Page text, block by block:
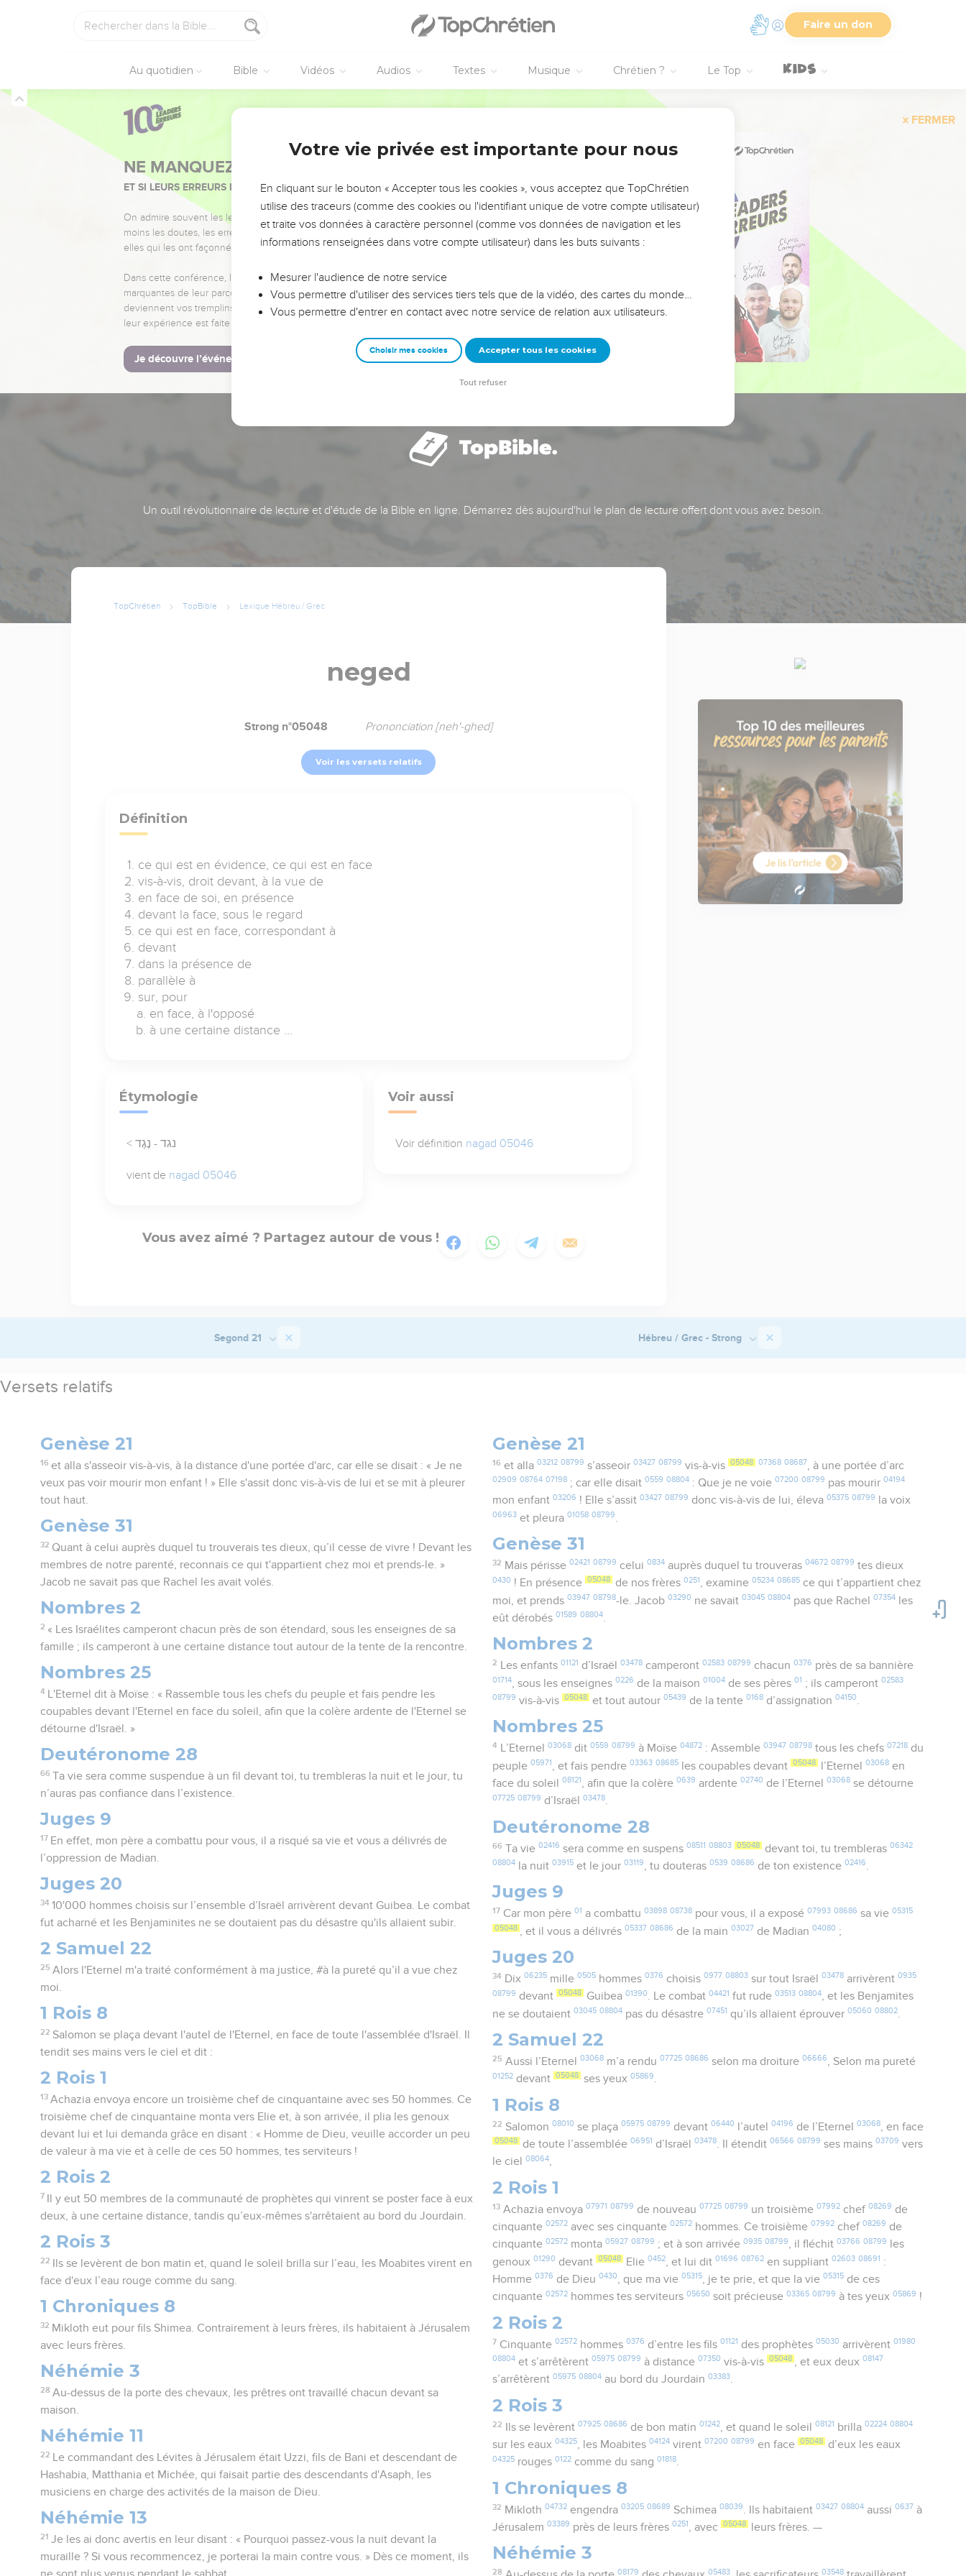
Faire un don
Au quotidien Bible Vidéos Audios Textes Musique Chrétien ? Le Top
FERMER
NE MANQUEZ PAS L’ÉVÉNEMENT DE L’ANNÉE !
ET SI LEURS ERREURS POUVAIENT VOUS ÉVITER LES VOTRES ?
On admire souvent les leaders pour leurs réussites, leur impact, leur foi ou leur vision. Mais on voit
moins les doutes, les erreurs et les saisons difficiles qu'ils ont traversés, alors même que ce sont
elles qui les ont façonnés.
Dans cette conférence, leaders, entrepreneurs, et responsables reviennent sur les erreurs
marquantes de leur parcours et les clés pour avancer avec plus de sagesse afin que leurs erreurs
deviennent vos tremplins. Que vous guidiez un ministère, une équipe, un groupe ou une famille,
leur expérience est faite pour vous.
Je découvre l’événement
Un outil révolutionnaire de lecture et d'étude de la Bible en ligne. Démarrez dès aujourd'hui le plan de lecture offert dont vous avez besoin.
TopChrétien TopBible Lexique Hébreu / Grec
neged
Strong n°05048 Prononciation [neh'-ghed]
Voir les versets relatifs
Définition
ce qui est en évidence, ce qui est en face
vis-à-vis, droit devant, à la vue de
en face de soi, en présence
devant la face, sous le regard
ce qui est en face, correspondant à
devant
dans la présence de
parallèle à
sur, pour
en face, à l'opposé
à une certaine distance ...
Étymologie
< נגד - נֶגֶד
vient de nagad 05046
Voir aussi
Voir définition nagad 05046
Vous avez aimé ? Partagez autour de vous !
Segond 21 Hébreu / Grec - Strong
Versets relatifs
Genèse 21
16 et alla s'asseoir vis-à-vis, à la distance d'une portée d'arc, car elle se disait : « Je ne
veux pas voir mourir mon enfant ! » Elle s'assit donc vis-à-vis de lui et se mit à pleurer
tout haut.
Genèse 31
32 Quant à celui auprès duquel tu trouverais tes dieux, qu’il cesse de vivre ! Devant les
membres de notre parenté, reconnais ce qui t'appartient chez moi et prends-le. »
Jacob ne savait pas que Rachel les avait volés.
Nombres 2
2 « Les Israélites camperont chacun près de son étendard, sous les enseignes de sa
famille ; ils camperont à une certaine distance tout autour de la tente de la rencontre.
Nombres 25
4
L'Eternel dit à Moïse : « Rassemble tous les chefs du peuple et fais pendre les
coupables devant l'Eternel en face du soleil, afin que la colère ardente de l'Eternel se
détourne d'Israël. »
Deutéronome 28
66 Ta vie sera comme suspendue à un fil devant toi, tu trembleras la nuit et le jour, tu
n’auras pas confiance dans l’existence.
Juges 9
17 En effet, mon père a combattu pour vous, il a risqué sa vie et vous a délivrés de
l’oppression de Madian.
Juges 20
34 10'000 hommes choisis sur l’ensemble d’Israël arrivèrent devant Guibea. Le combat
fut acharné et les Benjaminites ne se doutaient pas du désastre qu'ils allaient subir.
2 Samuel 22
25 Alors l'Eternel m'a traité conformément à ma justice, #à la pureté qu’il a vue chez
moi.
1 Rois 8
22 Salomon se plaça devant l'autel de l'Eternel, en face de toute l'assemblée d'Israël. Il
tendit ses mains vers le ciel et dit :
2 Rois 1
13 Achazia envoya encore un troisième chef de cinquantaine avec ses 50 hommes. Ce
troisième chef de cinquantaine monta vers Elie et, à son arrivée, il plia les genoux
devant lui et lui demanda grâce en disant : « Homme de Dieu, veuille accorder un peu
de valeur à ma vie et à celle de ces 50 hommes, tes serviteurs !
2 Rois 2
7
Il y eut 50 membres de la communauté de prophètes qui vinrent se poster face à eux
deux, à une certaine distance, tandis qu’eux-mêmes s'arrêtaient au bord du Jourdain.
2 Rois 3
22
Ils se levèrent de bon matin et, quand le soleil brilla sur l’eau, les Moabites virent en
face d'eux l’eau rouge comme du sang.
1 Chroniques 8
32 Mikloth eut pour fils Shimea. Contrairement à leurs frères, ils habitaient à Jérusalem
avec leurs frères.
Néhémie 3
28 Au-dessus de la porte des chevaux, les prêtres ont travaillé chacun devant sa
maison.
Néhémie 11
22
Le commandant des Lévites à Jérusalem était Uzzi, fils de Bani et descendant de
Hashabia, Matthania et Michée, qui faisait partie des descendants d'Asaph, les
musiciens en charge des activités de la maison de Dieu.
Néhémie 13
21 Je les ai donc avertis en leur disant : « Pourquoi passez-vous la nuit devant la
muraille ? Si vous recommencez, je porterai la main contre vous. » Dès ce moment, ils
ne sont plus venus pendant le sabbat.
Genèse 21
16 et alla 03212 08799 s’asseoir 03427 08799 vis-à-vis 05048 07368 08687 , à une portée d’arc
02909 08764 07198 ; car elle disait0559 08804 : Que je ne voie07200 08799 pas mourir04194
mon enfant03206 ! Elle s’assit03427 08799 donc vis-à-vis de lui, éleva05375 08799 la voix
06963 et pleura01058 08799
Genèse 31
32 Mais périsse 02421 08799 celui 0834auprès duquel tu trouveras 04672 08799 tes dieux
0430 ! En présence 05048 de nos frères0251 , examine05234 08685 ce qui t’appartient chez
moi, et prends03947 08798-le. Jacob03290 ne savait03045 08804 pas que Rachel07354
les
eût dérobés01589 08804.
Nombres 2
2 Les enfants 01121 d’Israël 03478camperont 02583 08799 chacun 0376 près de sa bannière
01714 , sous les enseignes0226 de la maison01004 de ses pères01 ; ils camperont02583
08799 vis-à-vis 05048 et tout autour05439 de la tente0168 d’assignation04150.
Nombres 25
4 L’Eternel 03068dit 0559 08799 à Moïse 04872: Assemble 03947 08798tous les chefs 07218du
peuple05971 , et fais pendre03363 08685 les coupables devant 05048 l’Eternel03068 en
face du soleil08121 , afin que la colère0639 ardente02740 de l’Eternel03068 se détourne
07725 08799 d’Israël03478.
Deutéronome 28
66 Ta vie 02416 sera comme en suspens 08511 08803 05048 devant toi, tu trembleras 06342
08804 la nuit03915 et le jour03119, tu douteras0539 08686 de ton existence02416.
Juges 9
17 Car mon père 01 a combattu 03898 08738pour vous, il a exposé 07993 08686 sa vie 05315
05048 , et il vous a délivrés05337 08686 de la main03027 de Madian04080 ;
Juges 20
34 Dix 06235mille 0505hommes 0376 choisis 0977 08803sur tout Israël 03478arrivèrent 0935
08799 devant 05048 Guibea01390. Le combat04421 fut rude03513 08804, et les Benjamites
ne se doutaient03045 08804 pas du désastre07451 qu’ils allaient éprouver05060 08802
2 Samuel 22
25 Aussi l’Eternel 03068m’a rendu 07725 08686 selon ma droiture 06666, Selon ma pureté
01252 devant 05048 ses yeux05869.
1 Rois 8
22 Salomon 08010 se plaça 05975 08799 devant 06440 l’autel 04196 de l’Eternel 03068, en face
05048 de toute l’assemblée06951 d’Israël03478. Il étendit06566 08799 ses mains03709 vers
le ciel08064,
2 Rois 1
13 Achazia envoya 07971 08799 de nouveau 07725 08799 un troisième 07992chef 08269 de
cinquante02572 avec ses cinquante02572 hommes. Ce troisième07992 chef08269 de
cinquante02572 monta05927 08799 ; et à son arrivée0935 08799, il fléchit03766 08799
les
genoux01290 devant 05048 Elie0452 , et lui dit01696 08762 en suppliant02603 08691
:
Homme0376 de Dieu0430, que ma vie05315, je te prie, et que la vie05315 de ces
cinquante02572 hommes tes serviteurs05650 soit précieuse03365 08799 à tes yeux05869 !
2 Rois 2
7 Cinquante 02572hommes 0376 d’entre les fils 01121 des prophètes 05030 arrivèrent 01980
08804 et s’arrêtèrent05975 08799 à distance07350 vis-à-vis 05048 , et eux deux08147
s’arrêtèrent05975 08804 au bord du Jourdain03383.
2 Rois 3
22 Ils se levèrent 07925 08686 de bon matin 01242, et quand le soleil 08121 brilla 02224 08804
sur les eaux04325 , les Moabites04124 virent07200 08799 en face 05048 d’eux les eaux
04325 rouges0122 comme du sang01818.
1 Chroniques 8
32 Mikloth 04732engendra 03205 08689 Schimea 08039 . Ils habitaient 03427 08804aussi 0637 à
Jérusalem03389 près de leurs frères0251 , avec 05048 leurs frères. —
Néhémie 3
28 08179 05483 03548
Votre vie privée est importante pour nous
En cliquant sur le bouton « Accepter tous les cookies », vous acceptez que TopChrétien
utilise des traceurs (comme des cookies ou l'identifiant unique de votre compte utilisateur)
et traite vos données à caractère personnel (comme vos données de navigation et les
informations renseignées dans votre compte utilisateur) dans les buts suivants :
Mesurer l'audience de notre service
Vous permettre d'utiliser des services tiers tels que de la vidéo, des cartes du monde…
Vous permettre d'entrer en contact avec notre service de relation aux utilisateurs.
Choisir mes cookies Accepter tous les cookies
Tout refuser